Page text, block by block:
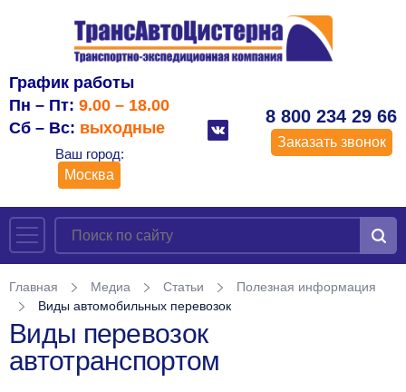
График работы
Пн – Пт: 9.00 – 18.00
Сб – Вс: выходные
Ваш город:
Москва
8 800 234 29 66
Заказать звонок
Главная Медиа Статьи
Полезная информация
Виды автомобильных перевозок
Виды перевозок
автотранспортом